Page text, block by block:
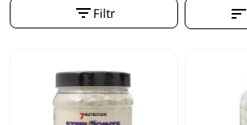
filter_list Filtr sort